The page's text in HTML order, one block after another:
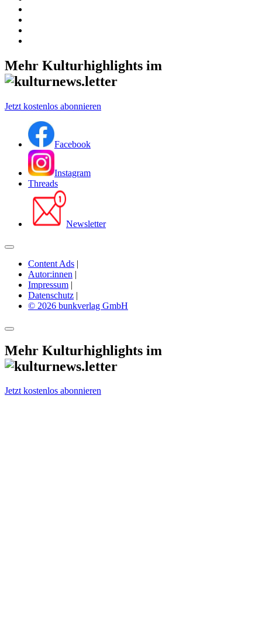
Mehr Kulturhighlights im
Jetzt kostenlos abonnieren
Facebook
Instagram
Threads
Newsletter
Content Ads |
Autor:innen |
Impressum |
Datenschutz |
© 2026 bunkverlag GmbH
Mehr Kulturhighlights im
Jetzt kostenlos abonnieren